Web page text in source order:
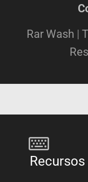
Rar Wash |
Recursos